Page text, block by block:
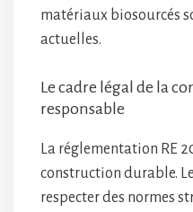
matériaux biosourcés
actuelles.
Le cadre légal de la
responsable
La réglementation RE
construction durable.
respecter des normes